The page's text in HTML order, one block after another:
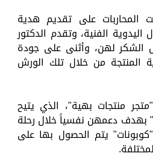
المحاربات على تقديم هدية
اليدوية الفنية، وتقدم الدكتور
لهن، وأثنى على جودة
المنتجة من خلال تلك الورش
منتجات بهية"، الذي يتيح
بهدف دعمهن نفسياً خلال رحلة
يتم الحصول بها على